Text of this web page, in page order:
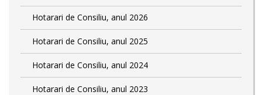
Hotarari de Consiliu, anul 2026
Hotarari de Consiliu, anul 2025
Hotarari de Consiliu, anul 2024
Hotarari de Consiliu, anul 2023